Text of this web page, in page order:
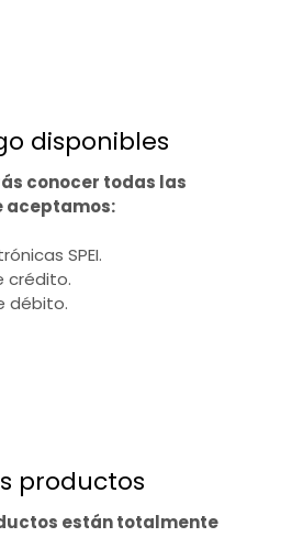
disponibles
conocer todas las
aceptamos:
SPEI.
crédito.
débito.
productos
están totalmente